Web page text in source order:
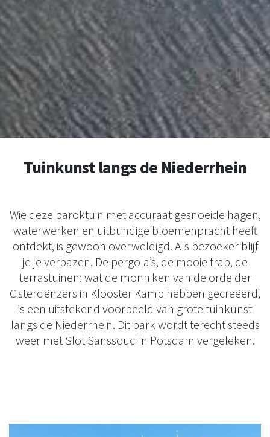
Tuinkunst langs de Niederrhein
Wie deze baroktuin met accuraat gesnoeide hagen,
waterwerken en uitbundige bloemenpracht heeft
ontdekt, is gewoon overweldigd. Als bezoeker blijf
je je verbazen. De pergola’s, de mooie trap, de
terrastuinen: wat de monniken van de orde der
Cisterciënzers in Klooster Kamp hebben gecreëerd,
is een uitstekend voorbeeld van grote tuinkunst
langs de Niederrhein. Dit park wordt terecht steeds
weer met Slot Sanssouci in Potsdam vergeleken.